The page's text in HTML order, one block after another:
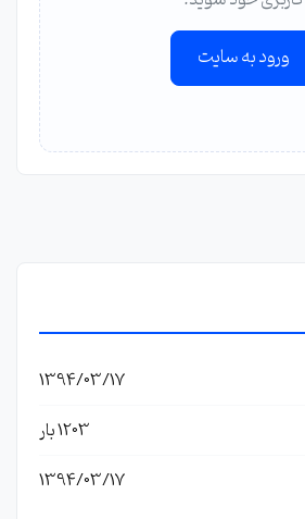
ورود به سایت
1394/03/17
1203 بار
1394/03/17